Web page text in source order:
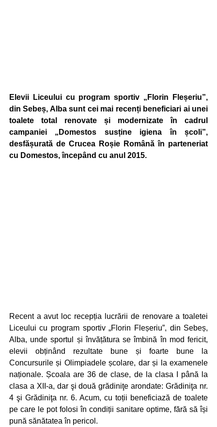
Elevii Liceului cu program sportiv „Florin Fleșeriu”,
din Sebeș, Alba sunt cei mai recenți beneficiari ai unei
toalete total renovate și modernizate în cadrul
campaniei „Domestos susține igiena în școli”,
desfășurată de Crucea Roșie Română în parteneriat
cu Domestos, începând cu anul 2015.
Recent a avut loc recepția lucrării de renovare a toaletei
Liceului cu program sportiv „Florin Fleșeriu”, din Sebeș,
Alba, unde sportul și învățătura se îmbină în mod fericit,
elevii obținând rezultate bune și foarte bune la
Concursurile și Olimpiadele școlare, dar și la examenele
naționale. Școala are 36 de clase, de la clasa I până la
clasa a XII-a, dar şi două grădiniţe arondate: Grădiniţa nr.
4 şi Grădiniţa nr. 6. Acum, cu toții beneficiază de toalete
pe care le pot folosi în condiții sanitare optime, fără să își
pună sănătatea în pericol.